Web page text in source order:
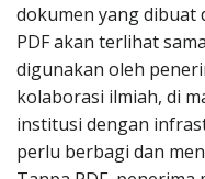
dokumen yang dibuat
PDF akan terlihat
digunakan oleh
kolaborasi ilmiah, di
institusi dengan
perlu berbagi dan